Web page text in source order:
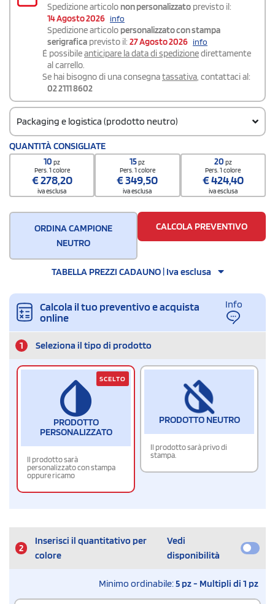
Spedizione articolo non personalizzato previsto il:
14 Agosto 2026 info
Spedizione articolo personalizzato con stampa
serigrafica previsto il: 27 Agosto 2026 info
É possibileanticipare la data di spedizionedirettamente
al carrello.
Se hai bisogno di una consegnatassativa, contattaci al:
02 2111 8602
Packaging e logistica (prodotto neutro)
Codice doganale
62064000
QUANTITÀ CONSIGLIATE
10pz
Pers. 1 colore
€278,20
iva esclusa
15pz
Pers. 1 colore
€349,50
iva esclusa
20 pz
Pers. 1 colore
€424,40
iva esclusa
ORDINA CAMPIONE
NEUTRO
CALCOLA PREVENTIVO
TABELLA PREZZI CADAUNO | Iva esclusa
Calcola il tuo preventivo e acquista
online
Info
1 Seleziona il tipo di prodotto
PRODOTTO
PERSONALIZZATO
Il prodotto sarà
personalizzato con stampa
oppure ricamo
SCELTO
PRODOTTO NEUTRO
Il prodotto sarà privo di
stampa.
2
Inserisci il quantitativo per
colore
Vedi
disponibilità
Minimo ordinabile:5 pz - Multipli di 1 pz